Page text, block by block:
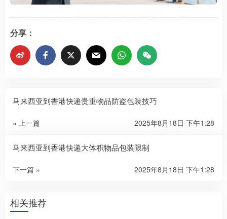
分享：
马来西亚到香港快递贵重物品防盗包装技巧
« 上一篇 2025年8月18日 下午1:28
马来西亚到香港快递大体积物品包装限制
下一篇 » 2025年8月18日 下午1:28
相关推荐